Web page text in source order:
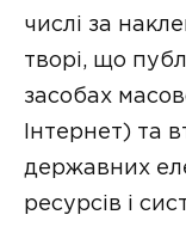
числі за
творі, що
засобах
Інтернет) та
державних
ресурсів і